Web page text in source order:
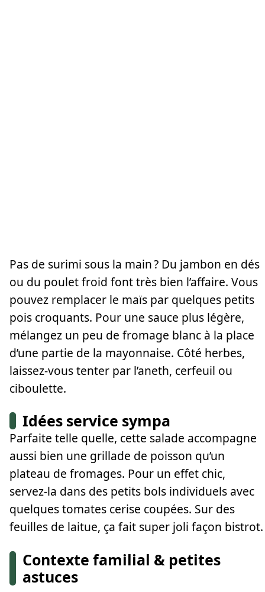
Pas de surimi sous la main ? Du jambon en dés
ou du poulet froid font très bien l’affaire. Vous
pouvez remplacer le maïs par quelques petits
pois croquants. Pour une sauce plus légère,
mélangez un peu de fromage blanc à la place
d’une partie de la mayonnaise. Côté herbes,
laissez-vous tenter par l’aneth, cerfeuil ou
ciboulette.
Idées service sympa
Parfaite telle quelle, cette salade accompagne
aussi bien une grillade de poisson qu’un
plateau de fromages. Pour un effet chic,
servez-la dans des petits bols individuels avec
quelques tomates cerise coupées. Sur des
feuilles de laitue, ça fait super joli façon bistrot.
Contexte familial & petites
astuces